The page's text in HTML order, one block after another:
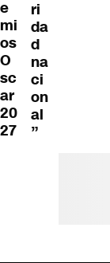
e
mi
os
O
sc
ar
20
27
ri
da
d
na
ci
on
al
”